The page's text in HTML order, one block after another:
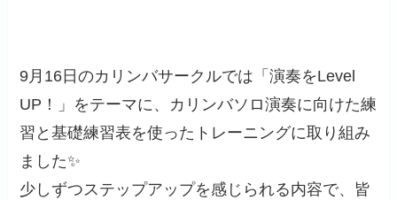
9月16日のカリンバサークルでは「演奏をLevel
UP！」をテーマに、カリンバソロ演奏に向けた練
習と基礎練習表を使ったトレーニングに取り組み
ました✨
少しずつステップアップを感じられる内容で、皆